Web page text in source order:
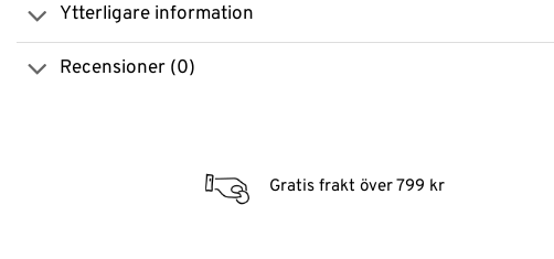
Ytterligare information
Recensioner (0)
Gratis frakt över 799 kr